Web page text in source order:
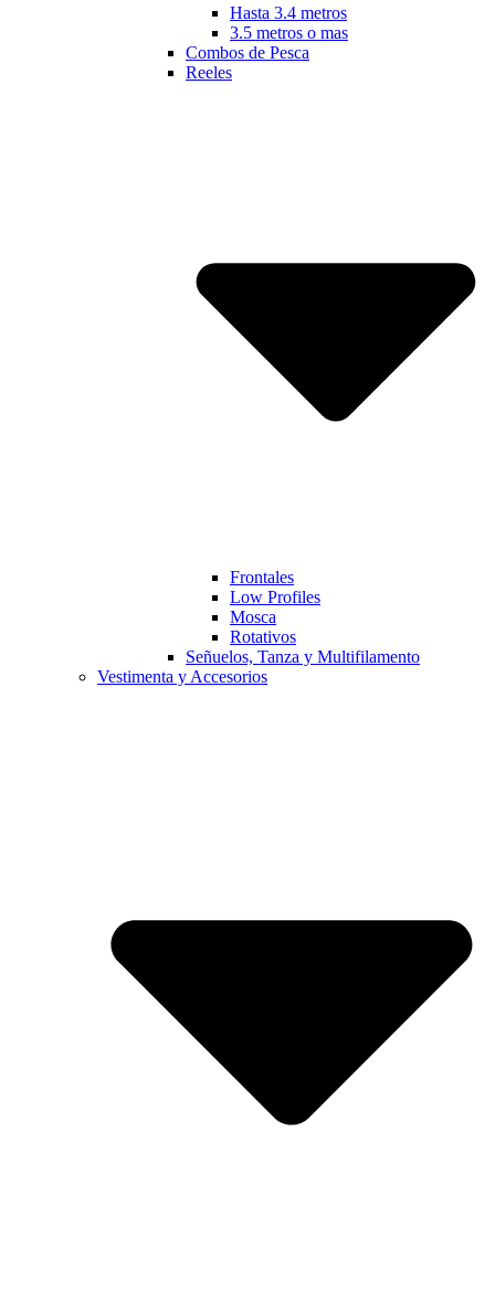
Hasta 3.4 metros
3.5 metros o mas
Combos de Pesca
Reeles
Frontales
Low Profiles
Mosca
Rotativos
Señuelos, Tanza y Multifilamento
Vestimenta y Accesorios